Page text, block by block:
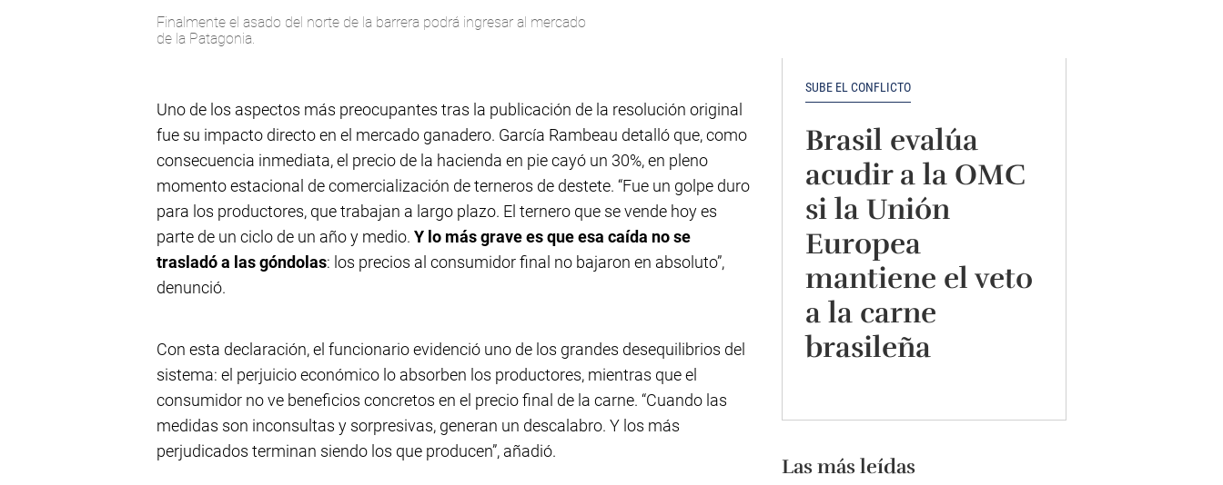
Finalmente el asado del norte de la barrera podrá ingresar al mercado
de la Patagonia.
Uno de los aspectos más preocupantes tras la publicación de la resolución original
fue su impacto directo en el mercado ganadero. García Rambeau detalló que, como
consecuencia inmediata, el precio de la hacienda en pie cayó un 30%, en pleno
momento estacional de comercialización de terneros de destete. “Fue un golpe duro
para los productores, que trabajan a largo plazo. El ternero que se vende hoy es
parte de un ciclo de un año y medio. Y lo más grave es que esa caída no se
trasladó a las góndolas: los precios al consumidor final no bajaron en absoluto”,
denunció.
Con esta declaración, el funcionario evidenció uno de los grandes desequilibrios del
sistema: el perjuicio económico lo absorben los productores, mientras que el
consumidor no ve beneficios concretos en el precio final de la carne. “Cuando las
medidas son inconsultas y sorpresivas, generan un descalabro. Y los más
perjudicados terminan siendo los que producen”, añadió.
SUBE EL CONFLICTO
Brasil evalúa
acudir a la OMC
si la Unión
Europea
mantiene el veto
a la carne
brasileña
Las más leídas